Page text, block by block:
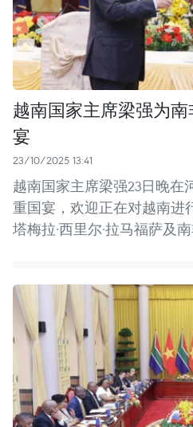
越南国家主席梁强为
宴
23/10/2025 13:41
越南国家主席梁强23日晚在
重国宴，欢迎正在对越南进
塔梅拉·西里尔·拉马福萨及